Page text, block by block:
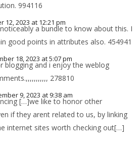
994116
12, 2023 at 12:21 pm
a bundle to know about this. I
good points in attributes also. 454941
18, 2023 at 5:07 pm
blogging and i enjoy the weblog
278810
9, 2023 at 9:38 am
[…]we like to honor other
if they arent related to us, by linking
internet sites worth checking out[…]